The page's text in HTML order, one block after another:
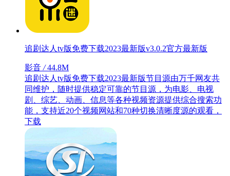
追剧达人tv版免费下载2023最新版v3.0.2官方最新版
影音/44.8M
追剧达人tv版免费下载2023最新版节目源由万千网友共
同维护，随时提供稳定可靠的节目源，为电影、电视
剧、综艺、动画、信息等各种视频资源提供综合搜索功
能，支持近20个视频网站和70种切换清晰度源的观看，
下载